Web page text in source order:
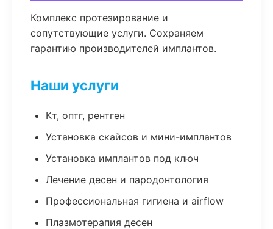
Комплекс протезирование и
сопутствующие услуги. Сохраняем
гарантию производителей имплантов.
Наши услуги
Кт, оптг, рентген
Установка скайсов и мини-имплантов
Установка имплантов под ключ
Лечение десен и пародонтология
Профессиональная гигиена и airflow
Плазмотерапия десен